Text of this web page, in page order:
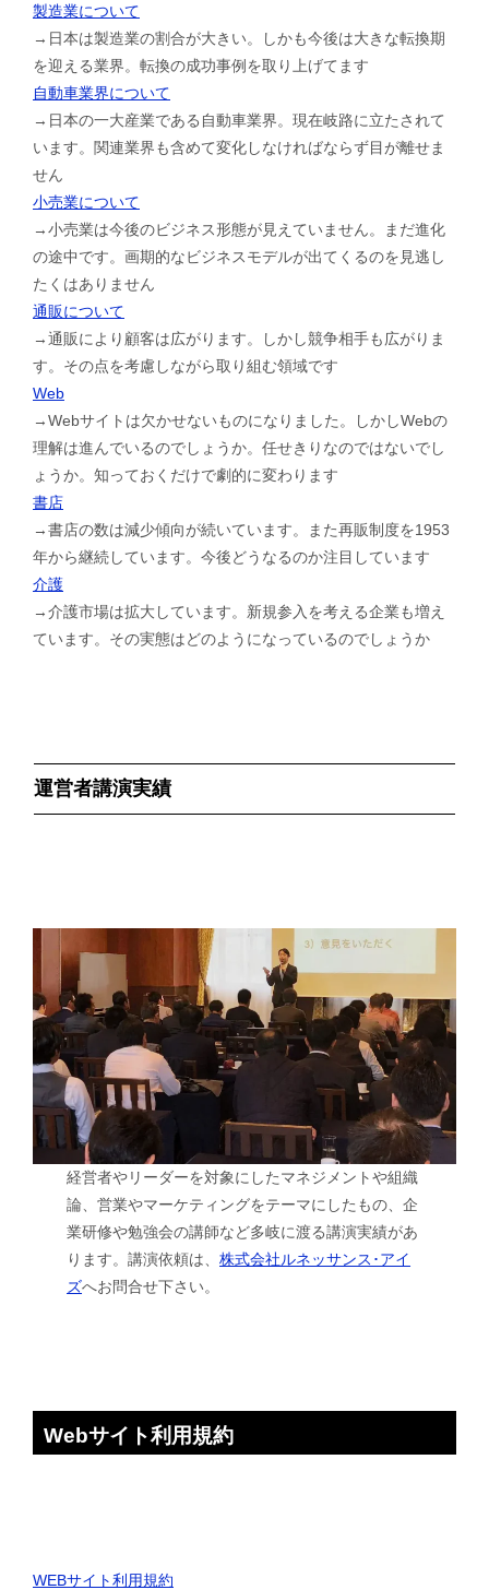
製造業について
→日本は製造業の割合が大きい。しかも今後は大きな転換期
を迎える業界。転換の成功事例を取り上げてます
自動車業界について
→日本の一大産業である自動車業界。現在岐路に立たされて
います。関連業界も含めて変化しなければならず目が離せま
せん
小売業について
→小売業は今後のビジネス形態が見えていません。まだ進化
の途中です。画期的なビジネスモデルが出てくるのを見逃し
たくはありません
通販について
→通販により顧客は広がります。しかし競争相手も広がりま
す。その点を考慮しながら取り組む領域です
Web
→Webサイトは欠かせないものになりました。しかしWebの
理解は進んでいるのでしょうか。任せきりなのではないでし
ょうか。知っておくだけで劇的に変わります
書店
→書店の数は減少傾向が続いています。また再販制度を1953
年から継続しています。今後どうなるのか注目しています
介護
→介護市場は拡大しています。新規参入を考える企業も増え
ています。その実態はどのようになっているのでしょうか
運営者講演実績
経営者やリーダーを対象にしたマネジメントや組織
論、営業やマーケティングをテーマにしたもの、企
業研修や勉強会の講師など多岐に渡る講演実績があ
ります。講演依頼は、株式会社ルネッサンス･アイ
ズへお問合せ下さい。
Webサイト利用規約
WEBサイト利用規約